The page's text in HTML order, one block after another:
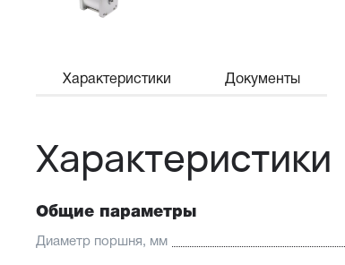
Характеристики Документы
Характеристики
Общие параметры
Диаметр поршня, мм